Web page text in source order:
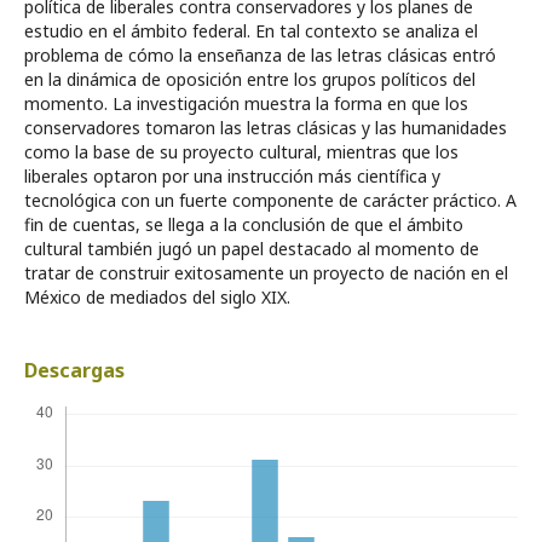
política de liberales contra conservadores y los planes de
estudio en el ámbito federal. En tal contexto se analiza el
problema de cómo la enseñanza de las letras clásicas entró
en la dinámica de oposición entre los grupos políticos del
momento. La investigación muestra la forma en que los
conservadores tomaron las letras clásicas y las humanidades
como la base de su proyecto cultural, mientras que los
liberales optaron por una instrucción más científica y
tecnológica con un fuerte componente de carácter práctico. A
fin de cuentas, se llega a la conclusión de que el ámbito
cultural también jugó un papel destacado al momento de
tratar de construir exitosamente un proyecto de nación en el
México de mediados del siglo XIX.
Descargas